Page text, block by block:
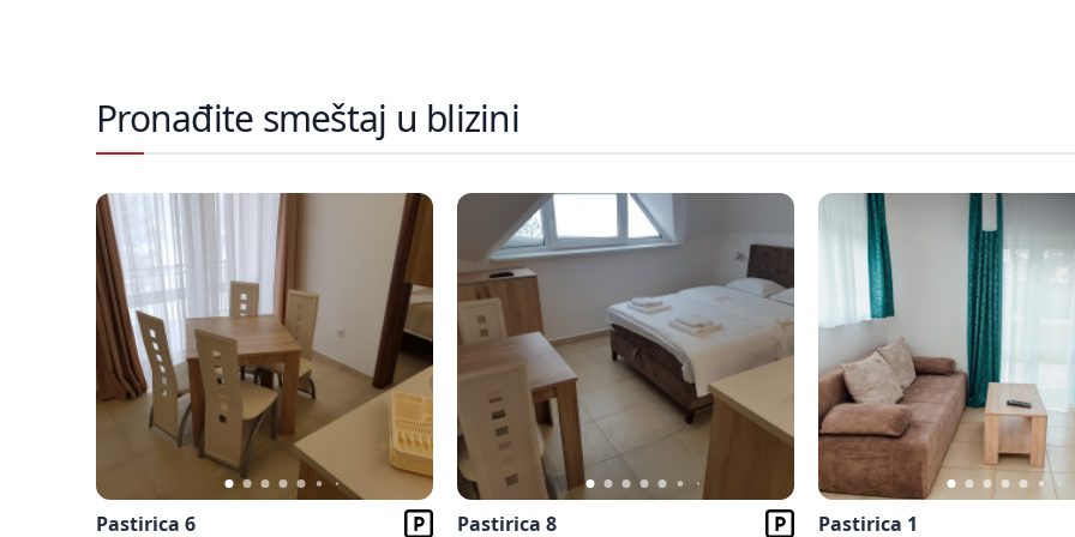
Pronađite smeštaj u blizini
Pastirica 6 Pastirica 8 Pastirica 1